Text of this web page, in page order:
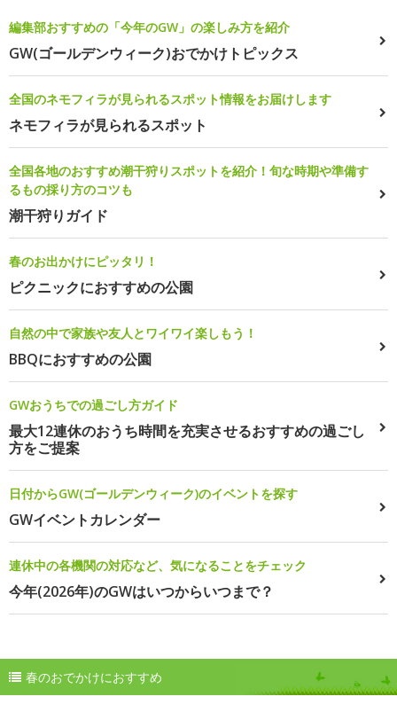
編集部おすすめの「今年のGW」の楽しみ方を紹介
GW(ゴールデンウィーク)おでかけトピックス
全国のネモフィラが見られるスポット情報をお届けします
ネモフィラが見られるスポット
全国各地のおすすめ潮干狩りスポットを紹介！旬な時期や準備す
るもの採り方のコツも
潮干狩りガイド
春のお出かけにピッタリ！
ピクニックにおすすめの公園
自然の中で家族や友人とワイワイ楽しもう！
BBQにおすすめの公園
GWおうちでの過ごし方ガイド
最大12連休のおうち時間を充実させるおすすめの過ごし
方をご提案
日付からGW(ゴールデンウィーク)のイベントを探す
GWイベントカレンダー
連休中の各機関の対応など、気になることをチェック
今年(2026年)のGWはいつからいつまで？
春のおでかけにおすすめ